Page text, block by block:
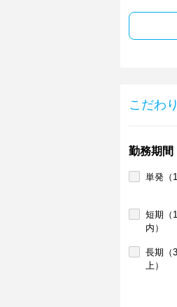
こだわ
勤務期間
単発（1
短期（
内）
長期（
上）